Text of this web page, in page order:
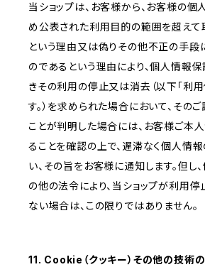
当ショップは、お客様から、お客様の個
め公表された利用目的の範囲を超えて
という理由又は偽りその他不正の手段
のであるという理由により、個人情報
きその利用の停止又は消去（以下「利
す。）を求められた場合において、その
ことが判明した場合には、お客様ご本
ることを確認の上で、遅滞なく個人情
い、その旨をお客様に通知します。但し
の他の法令により、当ショップが利用
ない場合は、この限りではありません。
11. Cookie（クッキー）その他の技術